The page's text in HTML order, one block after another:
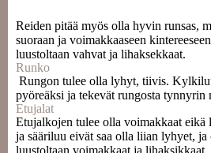
Reiden pitää myös olla hyvin runsas,
suoraan ja voimakkaaseen
luustoltaan vahvat ja lihaksekkaat.
Runko
Rungon tulee olla lyhyt, tiivis.
pyöreäksi ja tekevät rungosta tynnyrin
Etujalat
Etujalkojen tulee olla voimakkaat
ja sääriluu eivät saa olla liian lyhyet, ja
luustoltaan voimakkaat ja